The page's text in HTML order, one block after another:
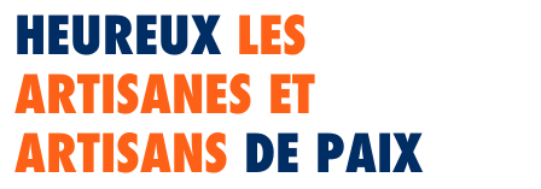
HEUREUX LES
ARTISANES ET
ARTISANS DE PAIX